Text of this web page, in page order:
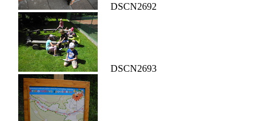
DSCN2692
DSCN2693